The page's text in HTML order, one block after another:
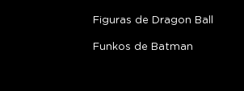
Figuras de Dragon Ball
Funkos de Batman